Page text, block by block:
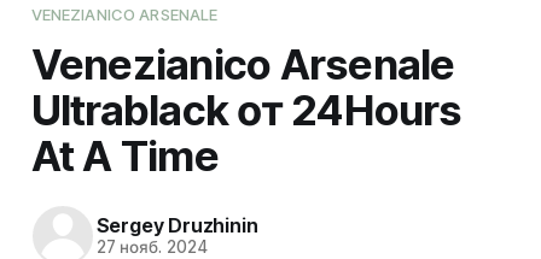
VENEZIANICO ARSENALE
Venezianico Arsenale
Ultrablack от 24Hours
At A Time
Sergey Druzhinin
27 нояб. 2024